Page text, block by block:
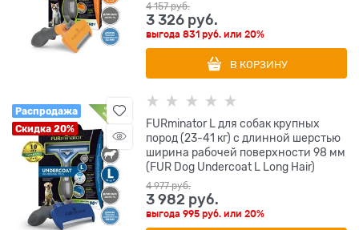
4 157 руб.
3 326 руб.
выгода831 руб. или20%
В КОРЗИНУ
Распродажа
Скидка 20%
FURminator L для собак крупных
пород (23-41 кг) с длинной шерстью
ширина рабочей поверхности 98 мм
(FUR Dog Undercoat L Long Hair)
4 977 руб.
3 982 руб.
выгода995 руб. или20%